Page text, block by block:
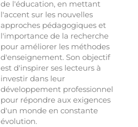
de l'éducation, en mettant
l'accent sur les nouvelles
approches pédagogiques et
l'importance de la recherche
pour améliorer les méthodes
d'enseignement. Son objectif
est d'inspirer ses lecteurs à
investir dans leur
développement professionnel
pour répondre aux exigences
d'un monde en constante
évolution.